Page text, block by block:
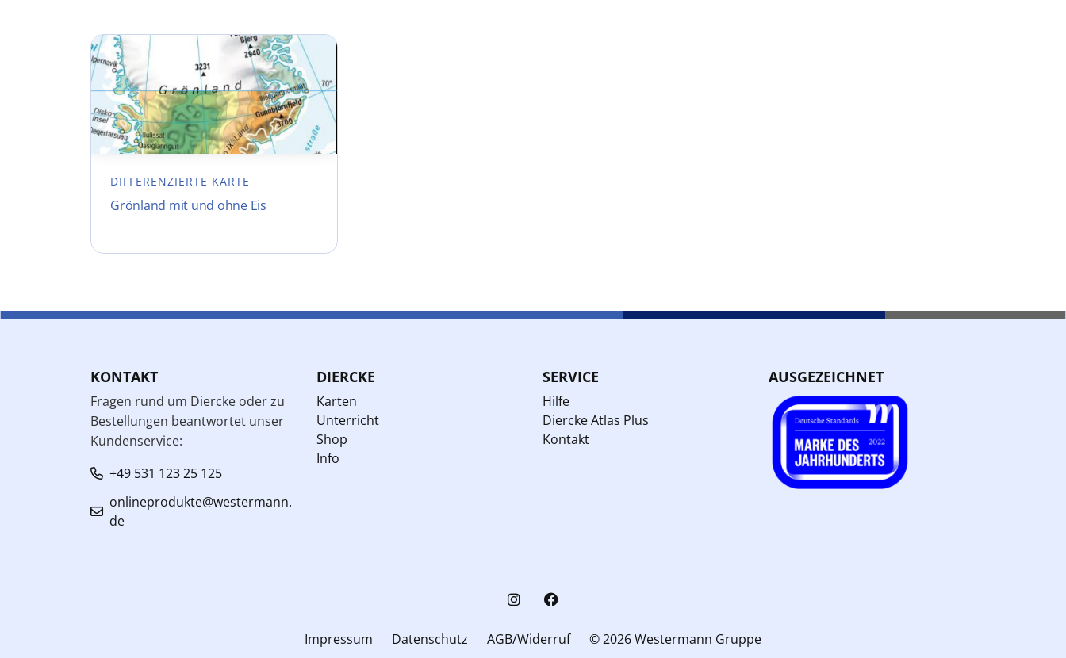
DIFFERENZIERTE KARTE
Grönland mit und ohne Eis
KONTAKT
Fragen rund um Diercke oder zu
Bestellungen beantwortet unser
Kundenservice:
+49 531 123 25 125
onlineprodukte@westermann.
de
DIERCKE
Karten
Unterricht
Shop
Info
SERVICE
Hilfe
Diercke Atlas Plus
Kontakt
AUSGEZEICHNET
Impressum Datenschutz AGB/Widerruf © 2026 Westermann Gruppe